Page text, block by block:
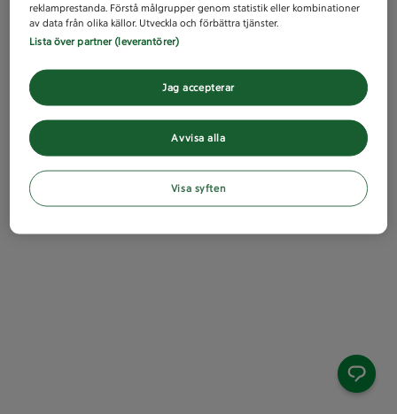
reklamprestanda. Förstå målgrupper genom statistik eller kombinationer
av data från olika källor. Utveckla och förbättra tjänster.
Lista över partner (leverantörer)
Avvisa alla
Jag accepterar
Visa syften